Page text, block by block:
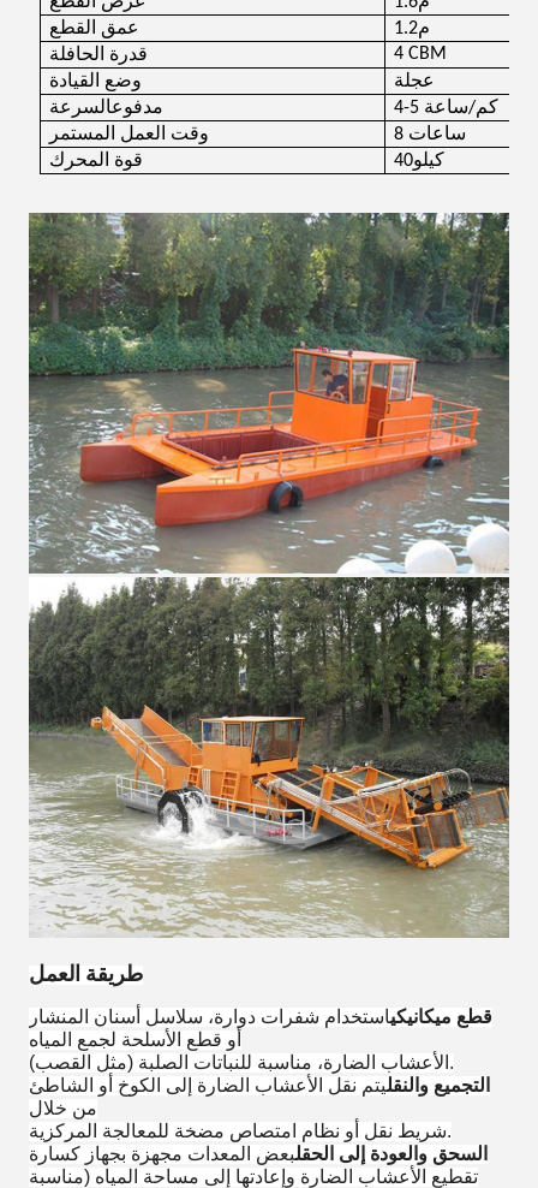
عمق القطع
1.2م
قدرة الحافلة
4 CBM
وضع القيادة
عجلة
مدفوعالسرعة
4-5 كم/ساعة
وقت العمل المستمر
8 ساعات
قوة المحرك
40كيلو
طريقة العمل
قطع ميكانيكياستخدام شفرات دوارة، سلاسل أسنان المنشار
أو قطع الأسلحة لجمع المياه
الأعشاب الضارة، مناسبة للنباتات الصلبة (مثل القصب).
التجميع والنقليتم نقل الأعشاب الضارة إلى الكوخ أو الشاطئ
من خلال
شريط نقل أو نظام امتصاص مضخة للمعالجة المركزية.
السحق والعودة إلى الحقلبعض المعدات مجهزة بجهاز كسارة
تقطيع الأعشاب الضارة وإعادتها إلى مساحة المياه (مناسبة